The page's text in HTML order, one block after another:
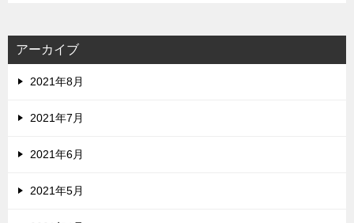
アーカイブ
2021年8月
2021年7月
2021年6月
2021年5月